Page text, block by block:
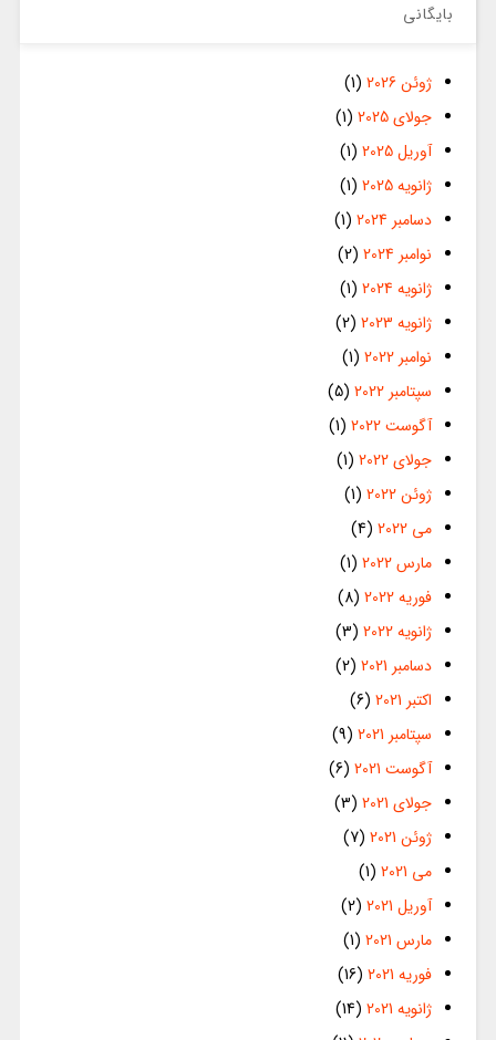
بایگانی
ژوئن 2026
(1)
جولای 2025
(1)
آوریل 2025
(1)
ژانویه 2025
(1)
دسامبر 2024
(1)
نوامبر 2024
(2)
ژانویه 2024
(1)
ژانویه 2023
(2)
نوامبر 2022
(1)
سپتامبر 2022
(5)
آگوست 2022
(1)
جولای 2022
(1)
ژوئن 2022
(1)
می 2022
(4)
مارس 2022
(1)
فوریه 2022
(8)
ژانویه 2022
(3)
دسامبر 2021
(2)
اکتبر 2021
(6)
سپتامبر 2021
(9)
آگوست 2021
(6)
جولای 2021
(3)
ژوئن 2021
(7)
می 2021
(1)
آوریل 2021
(2)
مارس 2021
(1)
فوریه 2021
(16)
ژانویه 2021
(14)